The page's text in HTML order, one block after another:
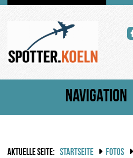
NAVIGATION
AKTUELLE SEITE: STARTSEITE FOTOS